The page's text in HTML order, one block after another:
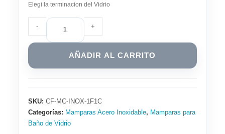
Elegi la terminacion del Vidrio
Mampara
Corrediza
de
mm
con
Acero
- +
AÑADIR AL CARRITO
SKU: CF-MC-INOX-1F1C
Categorías: Mamparas Acero Inoxidable, Mamparas para
Baño de Vidrio